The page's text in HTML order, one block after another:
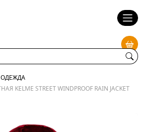
ОДЕЖДА
KELME STREET WINDPROOF RAIN JACKET